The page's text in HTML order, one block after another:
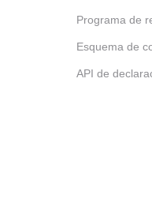
Programa de
Esquema de
API de